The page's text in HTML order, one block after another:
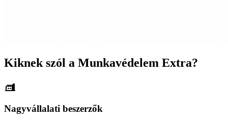
Kiknek szól a Munkavédelem Extra?
Nagyvállalati beszerzők